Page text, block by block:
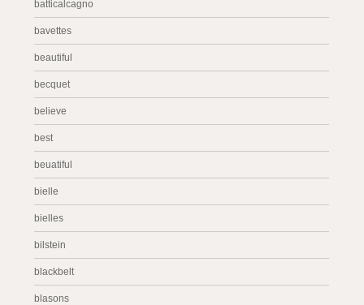
batticalcagno
bavettes
beautiful
becquet
believe
best
beuatiful
bielle
bielles
bilstein
blackbelt
blasons